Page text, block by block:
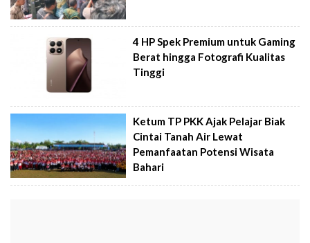
4 HP Spek Premium untuk Gaming
Berat hingga Fotografi Kualitas
Tinggi
Ketum TP PKK Ajak Pelajar Biak
Cintai Tanah Air Lewat
Pemanfaatan Potensi Wisata
Bahari